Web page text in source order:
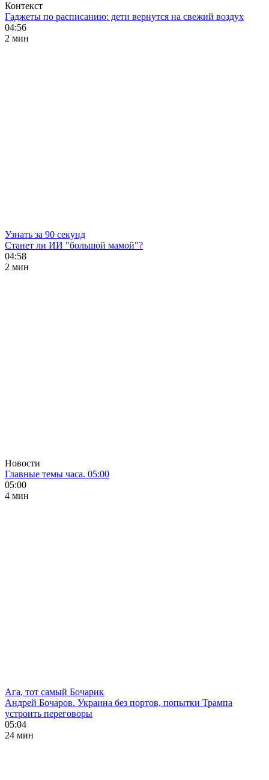
Контекст
Гаджеты по расписанию: дети вернутся на свежий воздух
04:56
2 мин
Узнать за 90 секунд
Станет ли ИИ "большой мамой"?
04:58
2 мин
Новости
Главные темы часа. 05:00
05:00
4 мин
Ага, тот самый Бочарик
Андрей Бочаров. Украина без портов, попытки Трампа
устроить переговоры
05:04
24 мин